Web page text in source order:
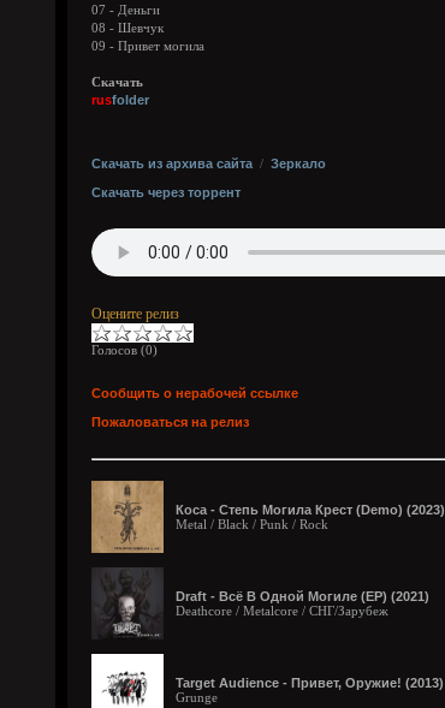
07 - Деньги
08 - Шевчук
09 - Привет могила
Скачать
rusfolder
Скачать из архива сайта / Зеркало
Скачать через торрент
Оцените релиз
Голосов (0)
Сообщить о нерабочей ссылке
Пожаловаться на релиз
Коса - Степь Могила Крест (Demo) (2023)
Metal / Black / Punk / Rock
Draft - Всё В Одной Могиле (EP) (2021)
Deathcore / Metalcore / СНГ/Зарубеж
Target Audience - Привет, Оружие! (2013)
Grunge